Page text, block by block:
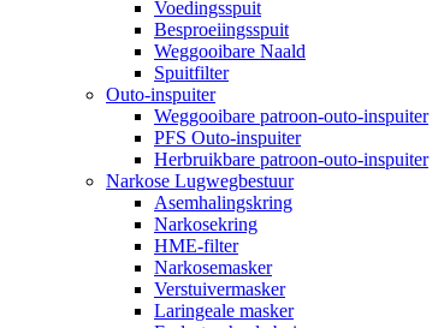
Voedingsspuit
Besproeiingsspuit
Weggooibare Naald
Spuitfilter
Outo-inspuiter
Weggooibare patroon-outo-inspuiter
PFS Outo-inspuiter
Herbruikbare patroon-outo-inspuiter
Narkose Lugwegbestuur
Asemhalingskring
Narkosekring
HME-filter
Narkosemasker
Verstuivermasker
Laringeale masker